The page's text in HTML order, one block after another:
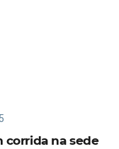
corrida na sede